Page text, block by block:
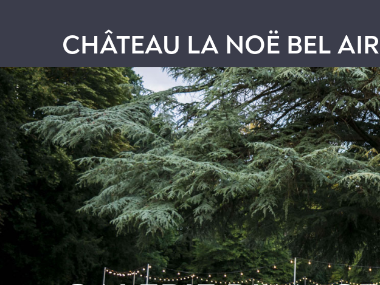
CHÂTEAU LA NOË BEL AIR